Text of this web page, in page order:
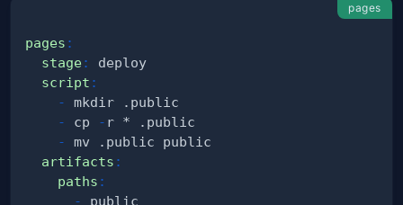
pages
pages :
stage:
script :
-
-
cp -
-
artifacts :
paths :
-